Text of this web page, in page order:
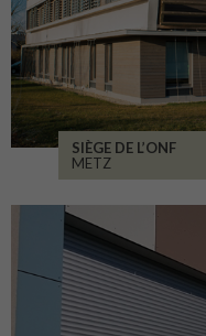
SIÈGE DE L’ONF
METZ